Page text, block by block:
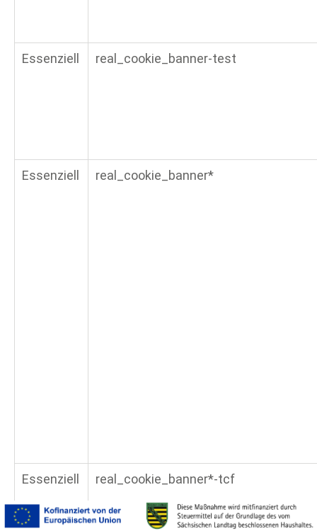
Essenziell real_cookie_banner-test
Essenziell real_cookie_banner*
Essenziell real_cookie_banner*-tcf